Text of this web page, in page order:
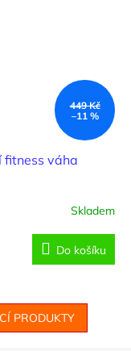
449 Kč
–11 %
fitness váha
Skladem
Do košíku
PRODUKTY